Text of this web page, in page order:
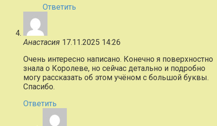
Ответить
Анастасия 17.11.2025 14:26
Очень интересно написано. Конечно я поверхностно
знала о Королеве, но сейчас детально и подробно
могу рассказать об этом учёном с большой буквы.
Спасибо.
Ответить